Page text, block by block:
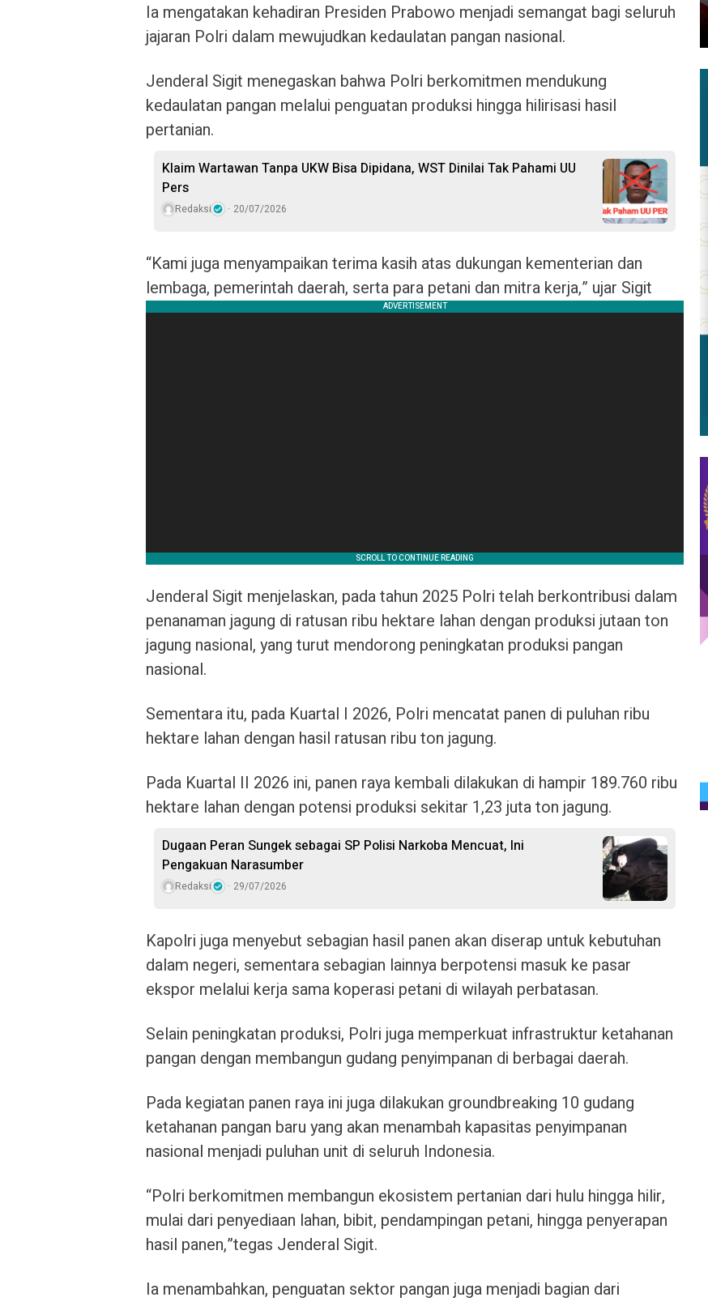
Ia mengatakan kehadiran Presiden Prabowo menjadi semangat bagi seluruh
jajaran Polri dalam mewujudkan kedaulatan pangan nasional.
Jenderal Sigit menegaskan bahwa Polri berkomitmen mendukung
kedaulatan pangan melalui penguatan produksi hingga hilirisasi hasil
pertanian.
Klaim Wartawan Tanpa UKW Bisa Dipidana, WST Dinilai Tak Pahami UU
Pers
Redaksi 20/07/2026
“Kami juga menyampaikan terima kasih atas dukungan kementerian dan
lembaga, pemerintah daerah, serta para petani dan mitra kerja,” ujar Sigit
Jenderal Sigit menjelaskan, pada tahun 2025 Polri telah berkontribusi dalam
penanaman jagung di ratusan ribu hektare lahan dengan produksi jutaan ton
jagung nasional, yang turut mendorong peningkatan produksi pangan
nasional.
Sementara itu, pada Kuartal I 2026, Polri mencatat panen di puluhan ribu
hektare lahan dengan hasil ratusan ribu ton jagung.
Pada Kuartal II 2026 ini, panen raya kembali dilakukan di hampir 189.760 ribu
hektare lahan dengan potensi produksi sekitar 1,23 juta ton jagung.
Dugaan Peran Sungek sebagai SP Polisi Narkoba Mencuat, Ini
Pengakuan Narasumber
Redaksi 29/07/2026
Kapolri juga menyebut sebagian hasil panen akan diserap untuk kebutuhan
dalam negeri, sementara sebagian lainnya berpotensi masuk ke pasar
ekspor melalui kerja sama koperasi petani di wilayah perbatasan.
Selain peningkatan produksi, Polri juga memperkuat infrastruktur ketahanan
pangan dengan membangun gudang penyimpanan di berbagai daerah.
Pada kegiatan panen raya ini juga dilakukan groundbreaking 10 gudang
ketahanan pangan baru yang akan menambah kapasitas penyimpanan
nasional menjadi puluhan unit di seluruh Indonesia.
“Polri berkomitmen membangun ekosistem pertanian dari hulu hingga hilir,
mulai dari penyediaan lahan, bibit, pendampingan petani, hingga penyerapan
hasil panen,”tegas Jenderal Sigit.
Ia menambahkan, penguatan sektor pangan juga menjadi bagian dari